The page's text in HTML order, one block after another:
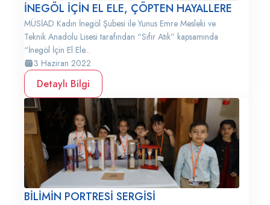
İNEGÖL İÇİN EL ELE, ÇÖPTEN HAYALLERE
MÜSİAD Kadın İnegöl Şubesi ile Yunus Emre Mesleki ve
Teknik Anadolu Lisesi tarafından “Sıfır Atık” kapsamında
“İnegöl İçin El Ele...
3 Haziran 2022
Detaylı Bilgi
BİLİMİN PORTRESİ SERGİSİ